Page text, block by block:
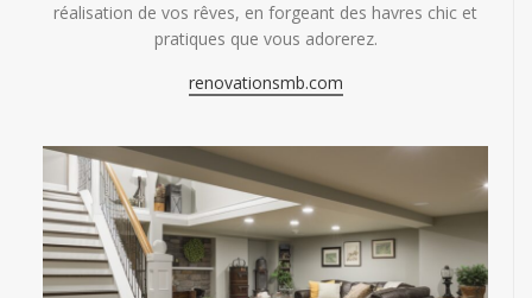
réalisation de vos rêves, en forgeant des havres chic et
pratiques que vous adorerez.
renovationsmb.com